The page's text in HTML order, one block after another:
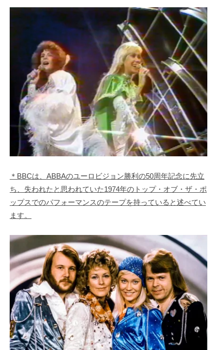
＊BBCは、ABBAのユーロビジョン勝利の50周年記念に先立
ち、失われたと思われていた1974年のトップ・オブ・ザ・ポ
ップスでのパフォーマンスのテープを持っていると述べてい
ます。